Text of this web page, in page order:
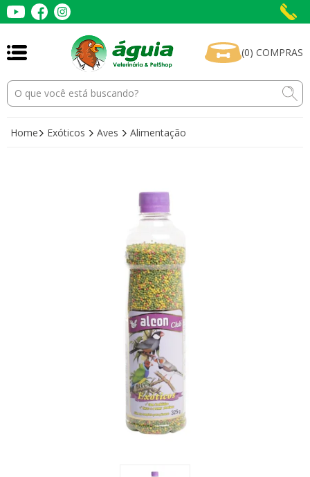
(0) COMPRAS
Home Exóticos Aves Alimentação